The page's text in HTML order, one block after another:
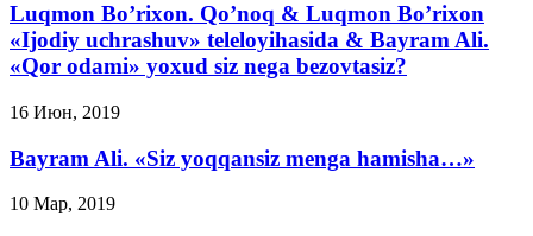
Luqmon Bo’rixon. Qo’noq & Luqmon Bo’rixon
«Ijodiy uchrashuv» teleloyihasida & Bayram Ali.
«Qor odami» yoxud siz nega bezovtasiz?
16 Июн, 2019
Bayram Ali. «Siz yoqqansiz menga hamisha…»
10 Мар, 2019